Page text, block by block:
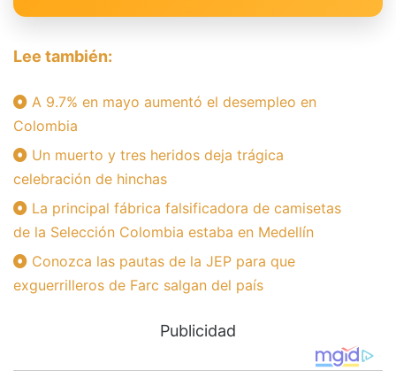
Lee también:
A 9.7% en mayo aumentó el desempleo en
Colombia
Un muerto y tres heridos deja trágica
celebración de hinchas
La principal fábrica falsificadora de camisetas
de la Selección Colombia estaba en Medellín
Conozca las pautas de la JEP para que
exguerrilleros de Farc salgan del país
Publicidad